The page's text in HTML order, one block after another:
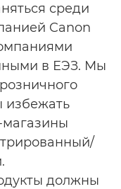
среди
Canon
в ЕЭЗ. Мы
избежать
должны